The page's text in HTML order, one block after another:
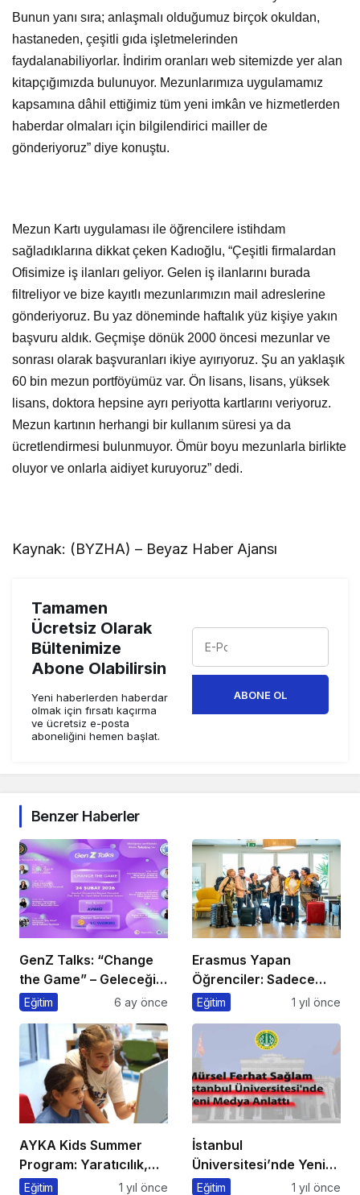
Bunun yanı sıra; anlaşmalı olduğumuz birçok okuldan,
hastaneden, çeşitli gıda işletmelerinden
faydalanabiliyorlar. İndirim oranları web sitemizde yer alan
kitapçığımızda bulunuyor. Mezunlarımıza uygulamamız
kapsamına dâhil ettiğimiz tüm yeni imkân ve hizmetlerden
haberdar olmaları için bilgilendirici mailler de
gönderiyoruz” diye konuştu.
Mezun Kartı uygulaması ile öğrencilere istihdam
sağladıklarına dikkat çeken Kadıoğlu, “Çeşitli firmalardan
Ofisimize iş ilanları geliyor. Gelen iş ilanlarını burada
filtreliyor ve bize kayıtlı mezunlarımızın mail adreslerine
gönderiyoruz. Bu yaz döneminde haftalık yüz kişiye yakın
başvuru aldık. Geçmişe dönük 2000 öncesi mezunlar ve
sonrası olarak başvuranları ikiye ayırıyoruz. Şu an yaklaşık
60 bin mezun portföyümüz var. Ön lisans, lisans, yüksek
lisans, doktora hepsine ayrı periyotta kartlarını veriyoruz.
Mezun kartının herhangi bir kullanım süresi ya da
ücretlendirmesi bulunmuyor. Ömür boyu mezunlarla birlikte
oluyor ve onlarla aidiyet kuruyoruz” dedi.
Kaynak: (BYZHA) – Beyaz Haber Ajansı
Tamamen
Ücretsiz Olarak
Bültenimize
Abone Olabilirsin
Yeni haberlerden haberdar
olmak için fırsatı kaçırma
ve ücretsiz e-posta
aboneliğini hemen başlat.
ABONE OL
Benzer Haberler
GenZ Talks: “Change
the Game” – Geleceği
Tasarlayanlar Sahne
Eğitim 6 ay önce
Erasmus Yapan
Öğrenciler: Sadece
Ülke Değil, Bakış Açısı
Eğitim 1 yıl önce
AYKA Kids Summer
Program: Yaratıcılık,
Disiplin ve İngilizce Bir
Eğitim 1 yıl önce
İstanbul
Üniversitesi’nde Yeni
Medya ve Dergicilik
Eğitim 1 yıl önce